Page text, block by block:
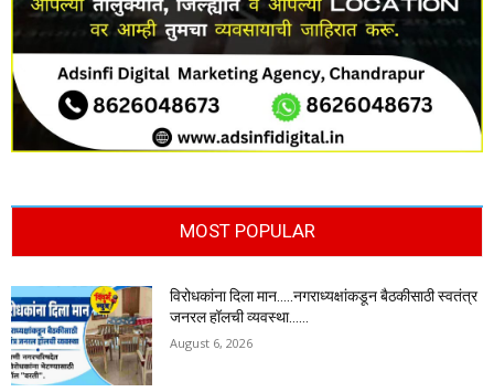
MOST POPULAR
विरोधकांना दिला मान…..नगराध्यक्षांकडून बैठकीसाठी स्वतंत्र
जनरल हॉलची व्यवस्था……
August 6, 2026